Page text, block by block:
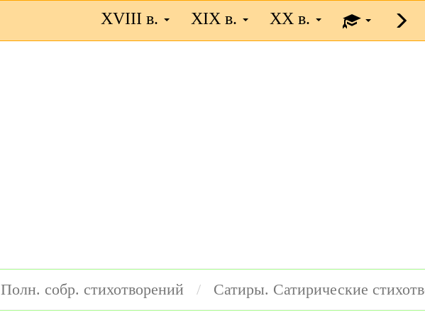
XVIII в. XIX в. XX в.
Полн. собр. стихотворений Сатиры. Сатирические